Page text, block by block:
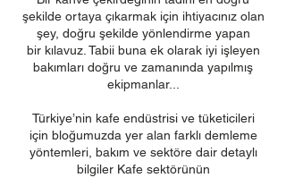
şekilde ortaya çıkarmak için ihtiyacınız olan
şey, doğru şekilde yönlendirme yapan
bir kılavuz. Tabii buna ek olarak iyi işleyen
bakımları doğru ve zamanında yapılmış
ekipmanlar...
Türkiye’nin kafe endüstrisi ve tüketicileri
için bloğumuzda yer alan farklı demleme
yöntemleri, bakım ve sektöre dair detaylı
bilgiler Kafe sektörünün